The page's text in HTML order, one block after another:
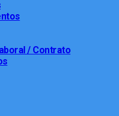
/ Contrato